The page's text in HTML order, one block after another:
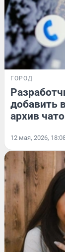
ГОРОД
добавить
архив
12 мая, 2026,